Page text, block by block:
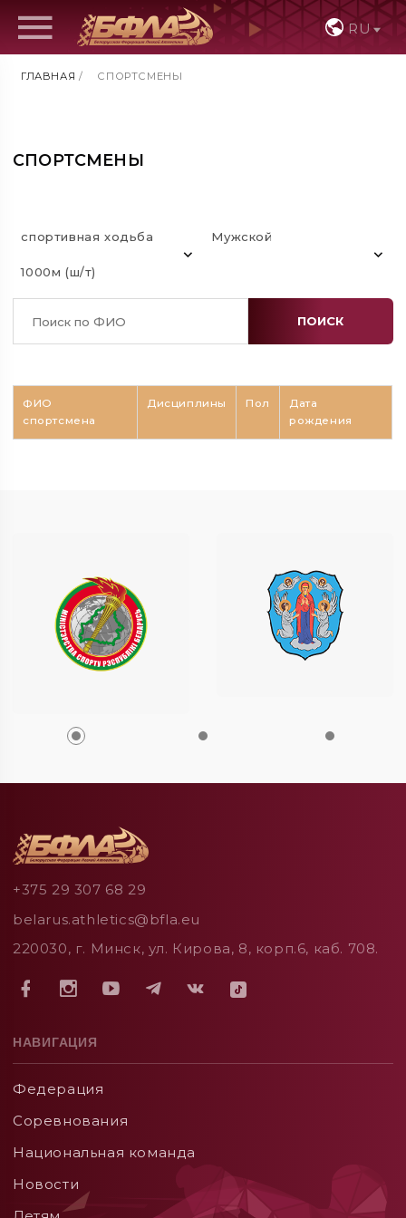
RU
ГЛАВНАЯ / СПОРТСМЕНЫ
СПОРТСМЕНЫ
спортивная ходьба
1000м (ш/т)
Мужской
ПОИСК
ФИО
спортсмена
Дисциплины Пол
Дата
рождения
+375 29 307 68 29
belarus.athletics@bfla.eu
220030, г. Минск, ул. Кирова, 8, корп.6, каб. 708.
НАВИГАЦИЯ
Федерация
Соревнования
Национальная команда
Новости